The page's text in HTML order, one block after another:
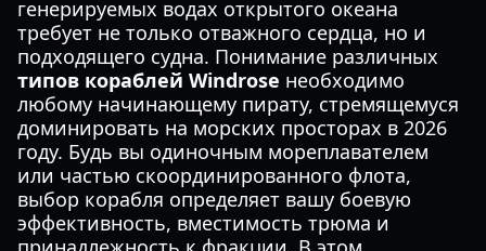
генерируемых водах открытого океана
требует не только отважного сердца, но и
подходящего судна. Понимание различных
типов кораблей Windrose необходимо
любому начинающему пирату, стремящемуся
доминировать на морских просторах в 2026
году. Будь вы одиночным мореплавателем
или частью скоординированного флота,
выбор корабля определяет вашу боевую
эффективность, вместимость трюма и